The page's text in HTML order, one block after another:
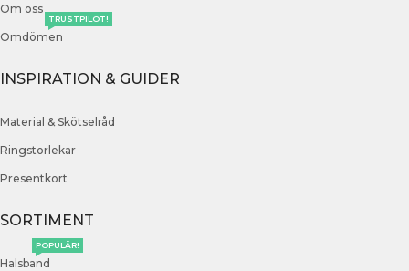
Om oss
Omdömen
TRUSTPILOT!
INSPIRATION & GUIDER
Material & Skötselråd
Ringstorlekar
Presentkort
SORTIMENT
Halsband
POPULÄR!